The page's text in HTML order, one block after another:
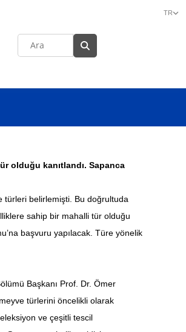
TR
olduğu kanıtlandı. Sapanca
türleri belirlemişti. Bu doğrultuda
sahip bir mahalli tür olduğu
başvuru yapılacak. Türe yönelik
Başkanı Prof. Dr. Ömer
türlerini öncelikli olarak
ve çeşitli tescil